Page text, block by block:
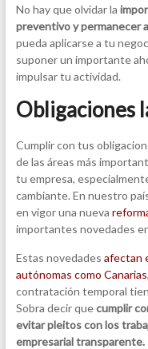
No hay que olvidar la
preventivo y permanecer
pueda aplicarse a tu
suponer un importante
impulsar tu actividad.
Obligaciones
Cumplir con tus
de las áreas más
tu empresa,
cambiante. En nuestro
en vigor una nueva
importantes novedades
Estas novedades afectan
autónomas como Canarias
contratación temporal
Sobra decir quecumplir
evitar pleitos con los
empresarial transparente.